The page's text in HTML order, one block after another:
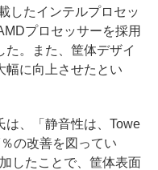
したインテルプロセッ
プロセッサーを採用
た。また、筐体デザイ
幅に向上させたとい
、「静音性は、Towe
の改善を図ってい
したことで、筐体表面